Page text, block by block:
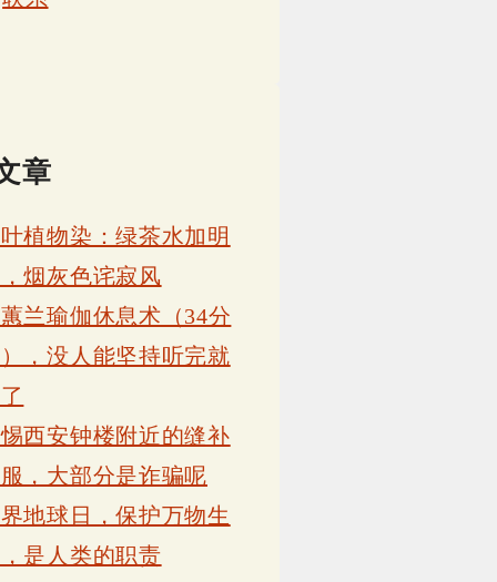
章
植物染：绿茶水加明
烟灰色诧寂风
兰瑜伽休息术（34分
，没人能坚持听完就
西安钟楼附近的缝补
，大部分是诈骗呢
地球日，保护万物生
是人类的职责